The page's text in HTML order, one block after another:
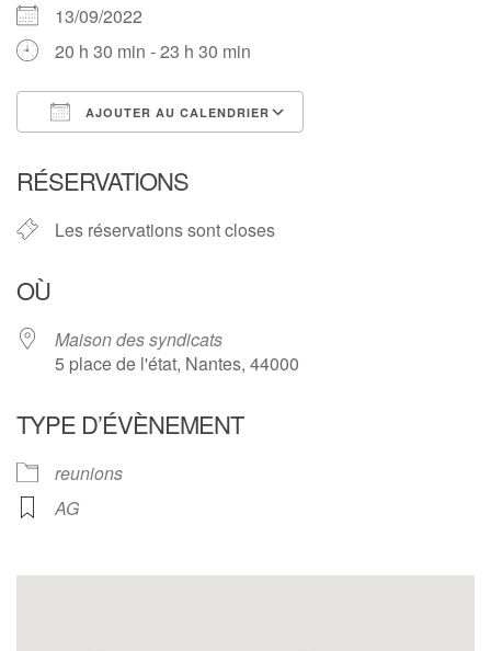
13/09/2022
20 h 30 min - 23 h 30 min
AJOUTER AU CALENDRIER
RÉSERVATIONS
Les réservations sont closes
OÙ
Maison des syndicats
5 place de l'état, Nantes, 44000
TYPE D’ÉVÈNEMENT
reunions
AG